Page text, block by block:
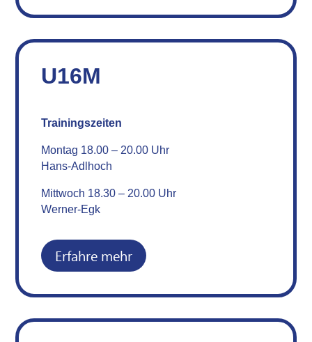
U16M
Trainingszeiten
Montag 18.00 – 20.00 Uhr
Hans-Adlhoch
Mittwoch 18.30 – 20.00 Uhr
Werner-Egk
Erfahre mehr